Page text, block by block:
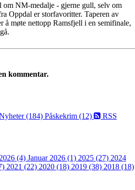
om NM-medalje - gjerne gull, selv om
Oppdal er storfavoritter. Taperen av
å møte nettopp Ramsfjell i en semifinale,
kommentar.
(184) Påskekrim (12) RSS
(4) Januar 2026 (1) 2025 (27) 2024
2021 (22) 2020 (18) 2019 (38) 2018 (18)